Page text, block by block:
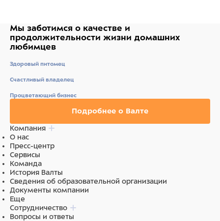
Мы заботимся о качестве и
продолжительности жизни домашних
любимцев
Здоровый питомец
Счастливый владелец
Процветающий бизнес
Подробнее о Валте
Компания
О нас
Пресс-центр
Сервисы
Команда
История Валты
Сведения об образовательной организации
Документы компании
Еще
Сотрудничество
Вопросы и ответы